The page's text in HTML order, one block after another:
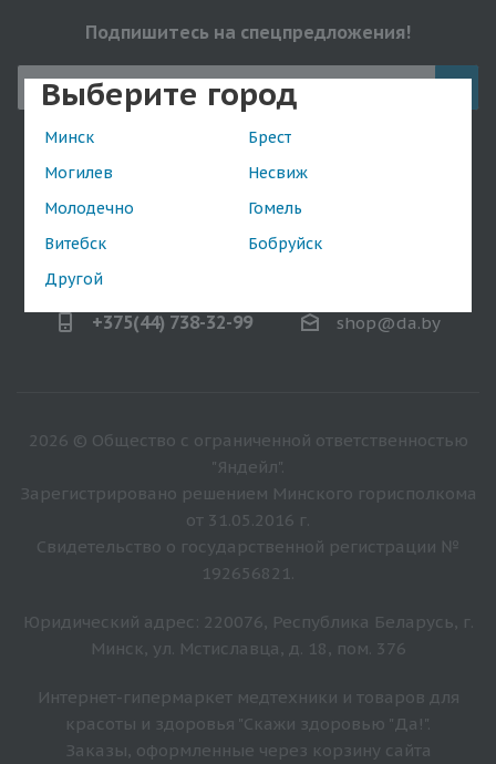
Выберите город
Минск
Брест
Могилев
Несвиж
Молодечно
Гомель
Витебск
Бобруйск
Другой
Подпишитесь на спецпредложения!
+375(44) 738-32-99 shop@da.by
2026 © Общество с ограниченной ответственностью
"Яндейл".
Зарегистрировано решением Минского горисполкома
от 31.05.2016 г.
Свидетельство о государственной регистрации №
192656821.
Юридический адрес: 220076, Республика Беларусь, г.
Минск, ул. Мстиславца, д. 18, пом. 376
Интернет-гипермаркет медтехники и товаров для
красоты и здоровья "Скажи здоровью "Да!".
Заказы, оформленные через корзину сайта